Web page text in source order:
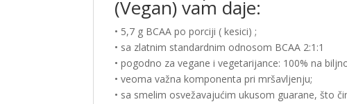
(Vegan) vam daje:
• 5,7 g BCAA po porciji ( kesici) ;
• sa zlatnim standardnim odnosom BCAA 2:1:1
• pogodno za vegane i vegetarijance: 100% na
• veoma važna komponenta pri mršavljenju;
• sa smelim osvežavajućim ukusom guarane, što